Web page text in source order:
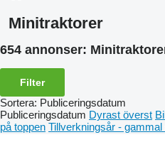
Minitraktorer
654 annonser:
Filter
Sortera: Publiceringsdatum
Publiceringsdatum Dyrast överst
på toppen Tillverkningsår -